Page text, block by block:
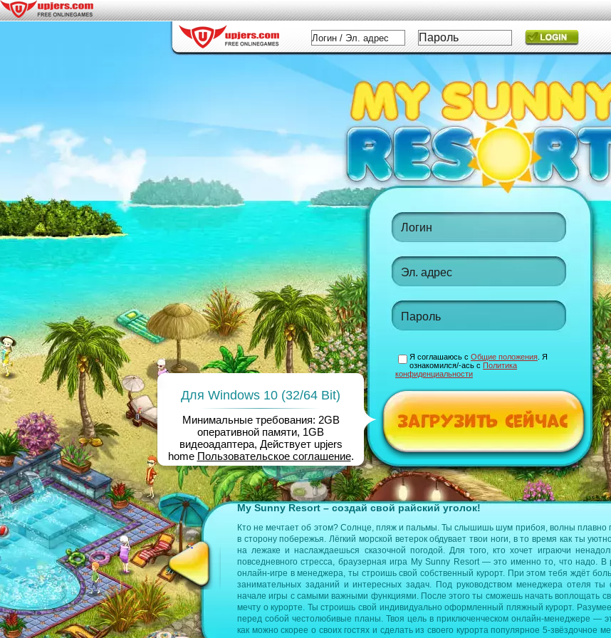
следующих страницах ты найдёшь
менеджмент отеля
My Sunny Resort – создай свой райский уголок!
Кто не мечтает об этом? Солнце, пляж и пальмы. Ты слышишь шум прибоя, волны плавно
в сторону побережья. Лёгкий морской ветерок обдувает твои ноги, в то время как ты
на лежаке и наслаждаешься сказочной погодой. Для того, кто хочет играючи
повседневного стресса, браузерная игра My Sunny Resort — это именно то, что надо. В
онлайн-игре в менеджера, ты строишь свой собственный курорт. При этом тебя ждёт
занимательных заданий и интересных задач. Под руководством менеджера отеля ты
начале игры с самыми важными функциями. После этого ты сможешь начать воплощать
мечту о курорте. Ты строишь свой индивидуально оформленный пляжный курорт.
перед собой честолюбивые планы. Твоя цель в приключенческом онлайн-менеджере —
как можно скорее о своих гостях и сделать из своего курорта популярное 5-звёздочное
Для Windows 10 (32/64 Bit)
Минимальные требования: 2GB
оперативной памяти, 1GB
видеоадаптера, Действует upjers
home Пользовательское соглашение.
Я соглашаюсь с Общие положения . Я
ознакомился/-ась с Политика
конфиденциальности